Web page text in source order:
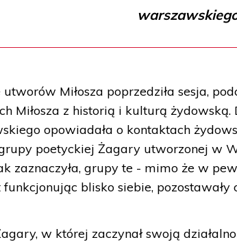
utworów Miłosza poprzedziła sesja,
Miłosza z historią i kulturą żydowską.
opowiadała o kontaktach
poetyckiej Żagary utworzonej w
zaznaczyła, grupy te - mimo że w
blisko siebie,
w której zaczynał swoją